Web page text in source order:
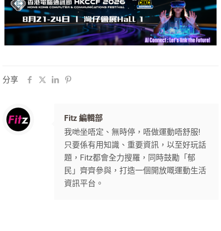
分享
Fitz 編輯部
我哋坐唔定、無時停，唔做運動唔舒服!
只要係有用知識、重要資訊，以至好玩話
題，Fitz都會全力搜羅，同時鼓勵「郁
民」齊齊參與，打造一個開放嘅運動生活
資訊平台。